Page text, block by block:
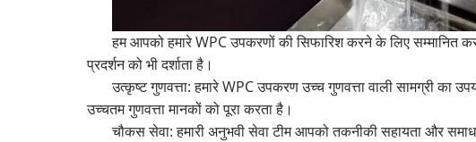
हम आपको हमारे WPC उपकरणों की सिफारिश करने के लिए सम्मानित
प्रदर्शन को भी दर्शाता है।
उत्कृष्ट गुणवत्ता: हमारे WPC उपकरण उच्च गुणवत्ता वाली सामग्री
उच्चतम गुणवत्ता मानकों को पूरा करता है।
चौकस सेवा: हमारी अनुभवी सेवा टीम आपको तकनीकी सहायता और